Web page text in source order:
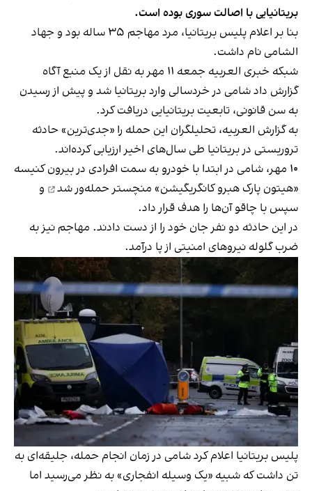
بریتانیایی با اصالت سوری بوده است.
بنا بر اعلام پلیس بریتانیا، مرد مهاجم ۳۵ ساله بود و جهاد
الشامی نام داشت.
شبکه خبری العربیه جمعه ۱۱ مهر به نقل از یک منبع آگاه
گزارش داد شامی در خردسالی وارد بریتانیا شد و پیش از رسیدن
به سن قانونی، تابعیت بریتانیایی دریافت کرد.
به گزارش العربیه، تحلیلگران این حمله را «جدی‌ترین» حادثه
تروریستی در بریتانیا طی سال‌های اخیر ارزیابی کرده‌اند.
۱۰ مهر، شامی در ابتدا با خودرو به سمت افرادی در بیرون کنیسه
«هیتون پارک هبرو کانگریگیشن» منچسترحمله‌ور شد
و
سپس با چاقو آن‌ها را هدف قرار داد.
در این حادثه دو نفر جان خود را از دست دادند. مهاجم نیز به
ضرب گلوله نیروهای امنیتی از پا درآمد.
پلیس بریتانیا اعلام کرد شامی در زمان انجام حمله، جلیقه‌ای به
تن داشت که شبیه «یک وسیله انفجاری» به نظر می‌رسید اما